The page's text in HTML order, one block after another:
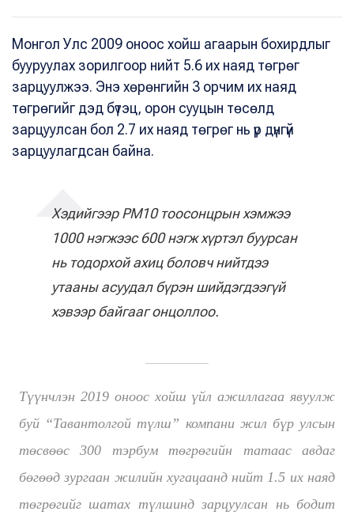
Монгол Улс 2009 оноос хойш агаарын бохирдлыг
бууруулах зорилгоор нийт 5.6 их наяд төгрөг
зарцуулжээ. Энэ хөрөнгийн 3 орчим их наяд
төгрөгийг дэд бүтэц, орон сууцын төсөлд
зарцуулсан бол 2.7 их наяд төгрөг нь үр дүнгүй
зарцуулагдсан байна.
Хэдийгээр PM10 тоосонцрын хэмжээ
1000 нэгжээс 600 нэгж хүртэл буурсан
нь тодорхой ахиц боловч нийтдээ
утааны асуудал бүрэн шийдэгдээгүй
хэвээр байгааг онцоллоо.
Түүнчлэн 2019 оноос хойш үйл ажиллагаа явуулж
буй “Тавантолгой түлш” компани жил бүр улсын
төсвөөс 300 тэрбум төгрөгийн татаас авдаг
бөгөөд зургаан жилийн хугацаанд нийт 1.5 их наяд
төгрөгийг шатах түлшинд зарцуулсан нь бодит